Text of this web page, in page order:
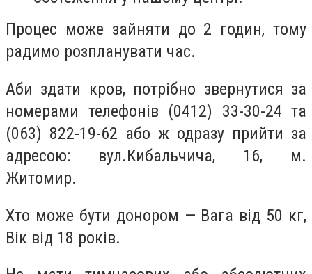
Процес може зайняти до 2 годин, тому
радимо розпланувати час.
Аби здати кров, потрібно звернутися за
номерами телефонів (0412) 33-30-24 та
(063) 822-19-62 або ж одразу прийти за
адресою: вул.Кибальчича, 16, м.
Житомир.
Хто може бути донором — Вага від 50 кг,
Вік від 18 років.